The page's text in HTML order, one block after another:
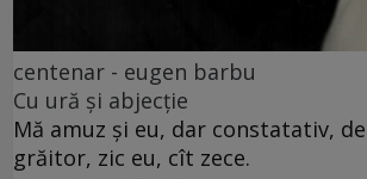
centenar - eugen barbu
Cu ură și abjecție
Mă amuz și eu, dar constatativ,
grăitor, zic eu, cît zece.